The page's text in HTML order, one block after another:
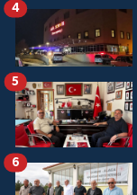
4
5
6